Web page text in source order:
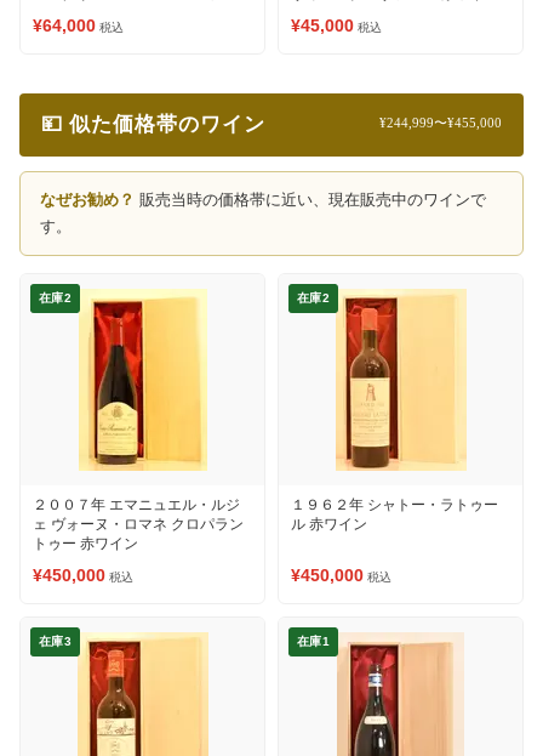
¥64,000 税込 ¥45,000 税込
💴 似た価格帯のワイン ¥244,999〜¥455,000
なぜお勧め？ 販売当時の価格帯に近い、現在販売中のワインで
す。
在庫2
２００７年 エマニュエル・ルジ
ェ ヴォーヌ・ロマネ クロパラン
トゥー 赤ワイン
¥450,000 税込
在庫2
１９６２年 シャトー・ラトゥー
ル 赤ワイン
¥450,000 税込
在庫3 在庫1